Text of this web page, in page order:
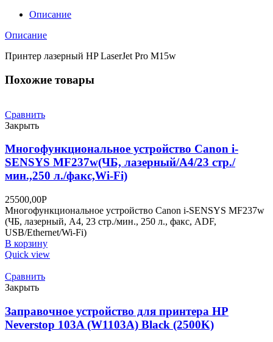
Описание
Описание
Принтер лазерный HP LaserJet Pro M15w
Похожие товары
Сравнить
Закрыть
Многофункциональное устройство Canon i-
SENSYS MF237w(ЧБ, лазерный/А4/23 стр./
мин.,250 л./факс,Wi-Fi)
25500,00Р
Многофункциональное устройство Canon i-SENSYS MF237w
(ЧБ, лазерный, А4, 23 стр./мин., 250 л., факс, ADF,
USB/Ethernet/Wi-Fi)
В корзину
Quick view
Сравнить
Закрыть
Заправочное устройство для принтера HP
Neverstop 103A (W1103A) Black (2500K)